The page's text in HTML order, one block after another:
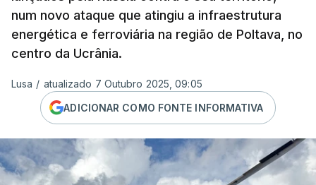
num novo ataque que atingiu a infraestrutura
energética e ferroviária na região de Poltava, no
centro da Ucrânia.
Lusa / atualizado 7 Outubro 2025, 09:05
ADICIONAR COMO FONTE INFORMATIVA